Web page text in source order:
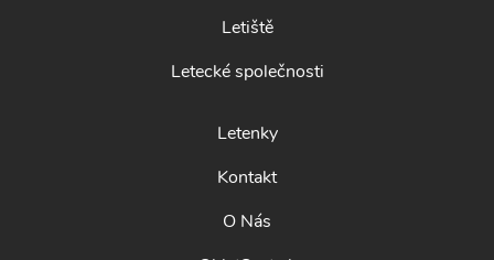
Letiště
Letecké společnosti
Letenky
Kontakt
O Nás